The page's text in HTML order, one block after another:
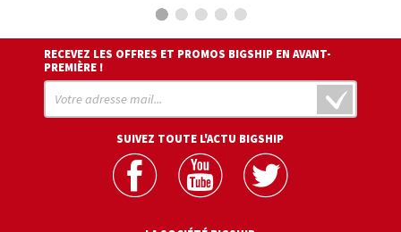
RECEVEZ LES OFFRES ET PROMOS BIGSHIP EN AVANT-
PREMIÈRE !
SUIVEZ TOUTE L'ACTU BIGSHIP